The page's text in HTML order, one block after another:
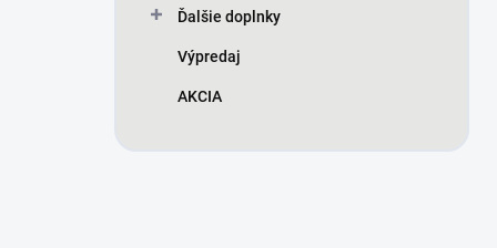
Ďalšie doplnky
Výpredaj
AKCIA